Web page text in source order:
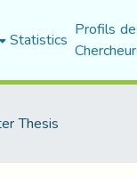
Statistics Profils
Thesis